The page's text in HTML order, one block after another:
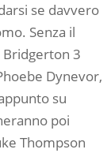
se davvero
Senza il
Bridgerton 3
Dynevor,
su
poi
Thompson